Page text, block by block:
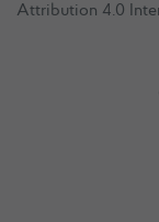
Attribution 4.0